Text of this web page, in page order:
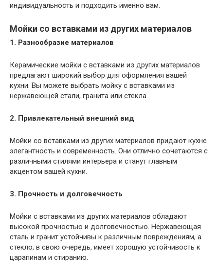
индивидуальность и подходить именно вам.
Мойки со вставками из других материалов
1. Разнообразие материалов
Керамические мойки с вставками из других материалов
предлагают широкий выбор для оформления вашей
кухни. Вы можете выбрать мойку с вставками из
нержавеющей стали, гранита или стекла.
2. Привлекательный внешний вид
Мойки со вставками из других материалов придают кухне
элегантность и современность. Они отлично сочетаются с
различными стилями интерьера и станут главным
акцентом вашей кухни.
3. Прочность и долговечность
Мойки с вставками из других материалов обладают
высокой прочностью и долговечностью. Нержавеющая
сталь и гранит устойчивы к различным повреждениям, а
стекло, в свою очередь, имеет хорошую устойчивость к
царапинам и стиранию.